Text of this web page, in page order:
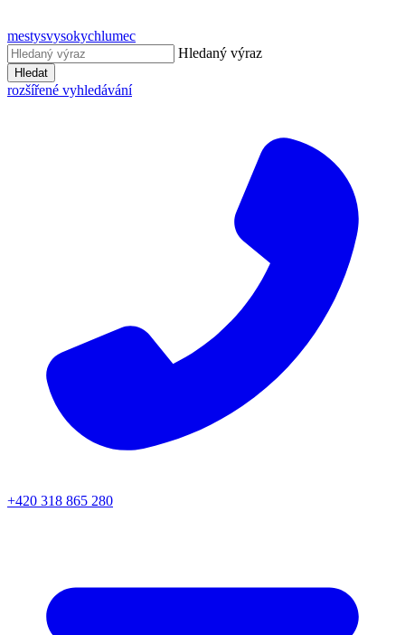
mestysvysokychlumec
Hledaný výraz
Hledat
rozšířené vyhledávání
+420 318 865 280